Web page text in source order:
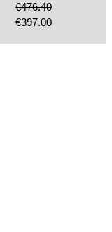
€476.40
€397.00